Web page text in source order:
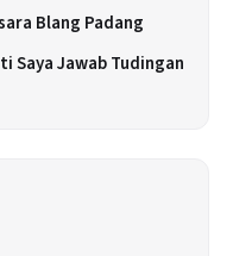
Blang Padang
Saya Jawab Tudingan